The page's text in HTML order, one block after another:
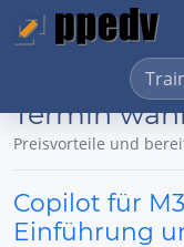
Termin
Preisvorteile und
Copilot für
Einführung